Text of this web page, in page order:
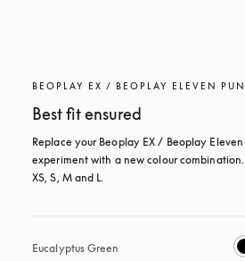
BEOPLAY EX / BEOPLAY ELEVEN
Best fit ensured
Replace your Beoplay EX / Beoplay
experiment with a new colour
XS, S, M and L.
Eucalyptus Green